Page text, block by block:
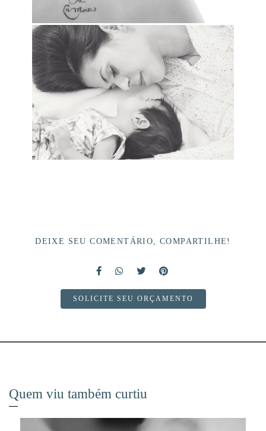
DEIXE SEU COMENTÁRIO, COMPARTILHE!
SOLICITE SEU ORÇAMENTO
Quem viu também curtiu